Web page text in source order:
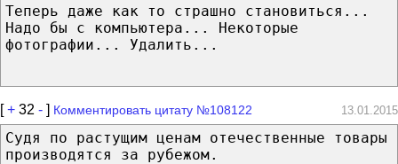
Теперь даже как то страшно становиться...
Надо бы с компьютера... Некоторые
фотографии... Удалить...
[+ 32 - ] Комментировать цитату №108122 13.01.2015
Судя по растущим ценам отечественные товары
производятся за рубежом.